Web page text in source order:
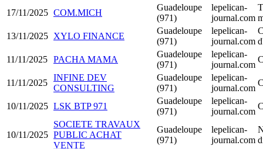
17/11/2025 COM.MICH
Guadeloupe
(971)
lepelican-
journal.com
13/11/2025 XYLO FINANCE
Guadeloupe
(971)
lepelican-
journal.com
11/11/2025 PACHA MAMA
Guadeloupe
(971)
lepelican-
journal.com
11/11/2025
INFINE DEV
CONSULTING
Guadeloupe
(971)
lepelican-
journal.com
10/11/2025 LSK BTP 971
Guadeloupe
(971)
lepelican-
journal.com
10/11/2025
SOCIETE TRAVAUX
PUBLIC ACHAT
VENTE
Guadeloupe
(971)
lepelican-
journal.com